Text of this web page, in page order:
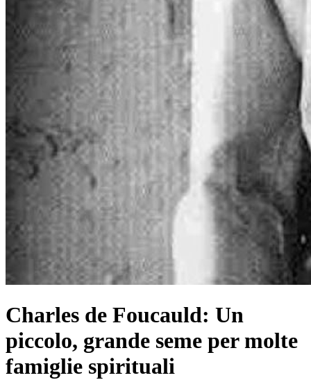
Charles de Foucauld: Un
piccolo, grande seme per molte
famiglie spirituali